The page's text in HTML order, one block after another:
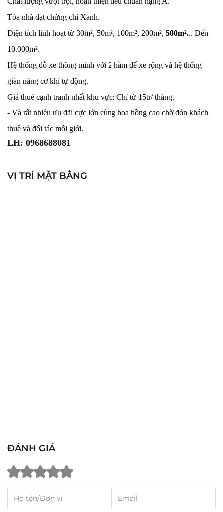
Tòa nhà đạt chứng chỉ Xanh.
Diện tích linh hoạt từ 30m², 50m², 100m², 200m², 500m²... Đến
10.000m².
Hệ thống đỗ xe thông minh với 2 hầm để xe rộng và hệ thống
giàn nâng cơ khí tự động.
Giá thuê cạnh tranh nhất khu vực: Chỉ từ 15tr/ tháng.
- Và rất nhiều ưu đãi cực lớn cùng hoa hồng cao chờ đón khách
thuê và đối tác môi giới.
LH: 0968688081
VỊ TRÍ MẶT BẰNG
ĐÁNH GIÁ